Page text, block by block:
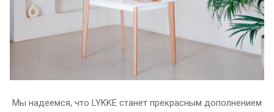
Мы надеемся, что LYKKE станет прекрасным дополнением